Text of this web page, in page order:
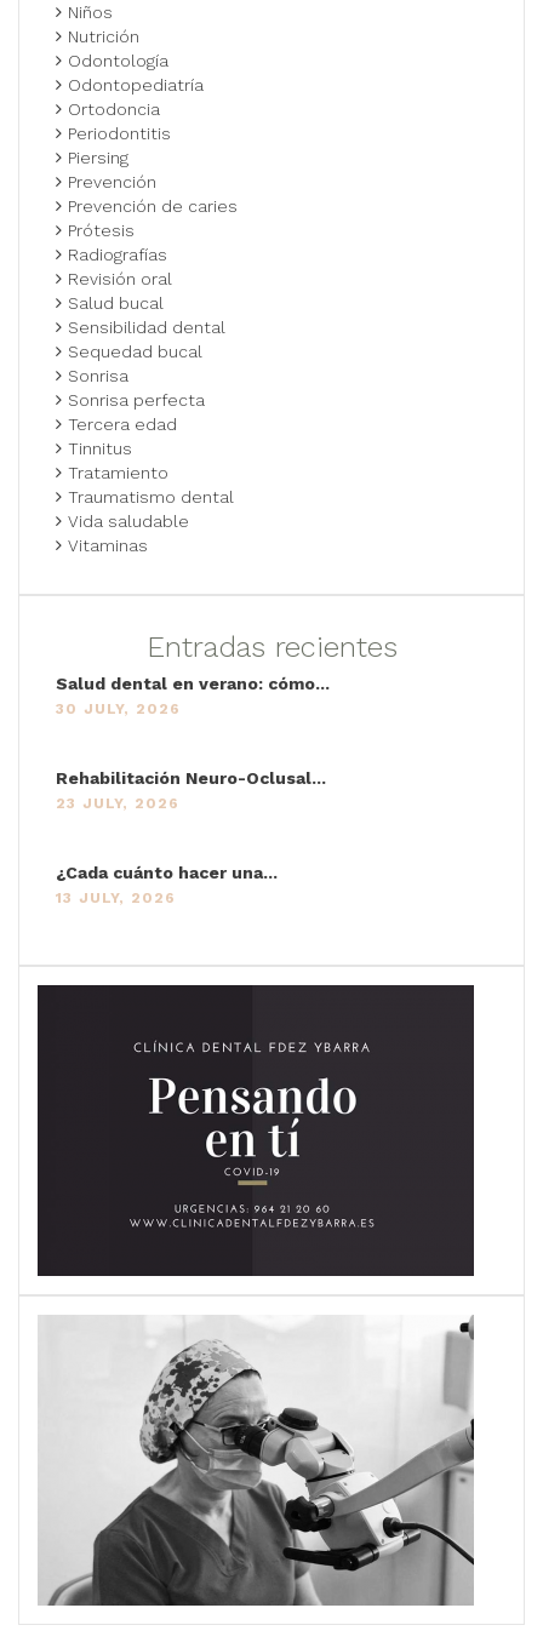
Niños
Nutrición
Odontología
Odontopediatría
Ortodoncia
Periodontitis
Piersing
Prevención
Prevención de caries
Prótesis
Radiografías
Revisión oral
Salud bucal
Sensibilidad dental
Sequedad bucal
Sonrisa
Sonrisa perfecta
Tercera edad
Tinnitus
Tratamiento
Traumatismo dental
Vida saludable
Vitaminas
Entradas recientes
Salud dental en verano: cómo...
30 JULY, 2026
Rehabilitación Neuro-Oclusal...
23 JULY, 2026
¿Cada cuánto hacer una...
13 JULY, 2026